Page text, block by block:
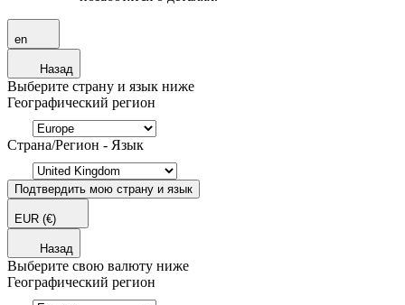
en
Назад
Выберите страну и язык ниже
Географический регион
Страна/Регион - Язык
Подтвердить мою страну и язык
EUR (€)
Назад
Выберите свою валюту ниже
Географический регион